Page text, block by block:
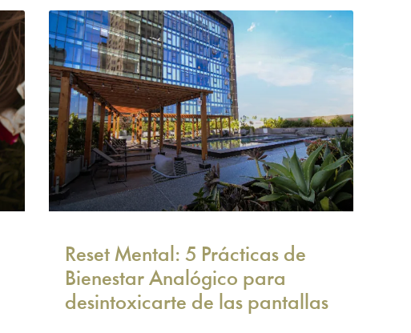
Reset Mental: 5 Prácticas de
Bienestar Analógico para
desintoxicarte de las pantallas